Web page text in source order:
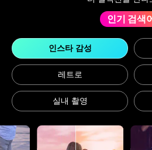
인기 검색
인스타 감성
레트로
실내 촬영